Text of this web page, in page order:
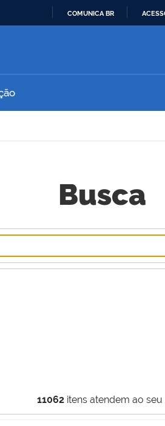
COMUNICA BR
Busca
11062itens atendem ao seu